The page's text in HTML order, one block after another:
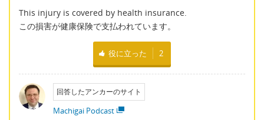
This injury is covered by health insurance.
この損害が健康保険で支払われています。
役に立った 2
回答したアンカーのサイト
Machigai Podcast